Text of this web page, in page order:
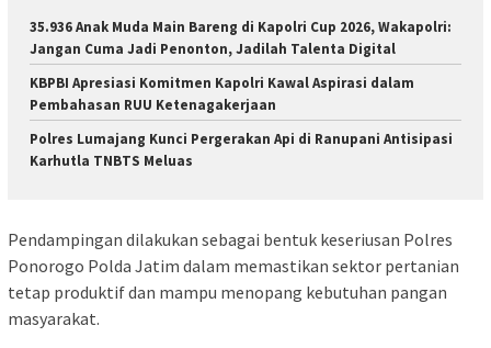
35.936 Anak Muda Main Bareng di Kapolri Cup 2026, Wakapolri:
Jangan Cuma Jadi Penonton, Jadilah Talenta Digital
KBPBI Apresiasi Komitmen Kapolri Kawal Aspirasi dalam
Pembahasan RUU Ketenagakerjaan
Polres Lumajang Kunci Pergerakan Api di Ranupani Antisipasi
Karhutla TNBTS Meluas
Pendampingan dilakukan sebagai bentuk keseriusan Polres
Ponorogo Polda Jatim dalam memastikan sektor pertanian
tetap produktif dan mampu menopang kebutuhan pangan
masyarakat.